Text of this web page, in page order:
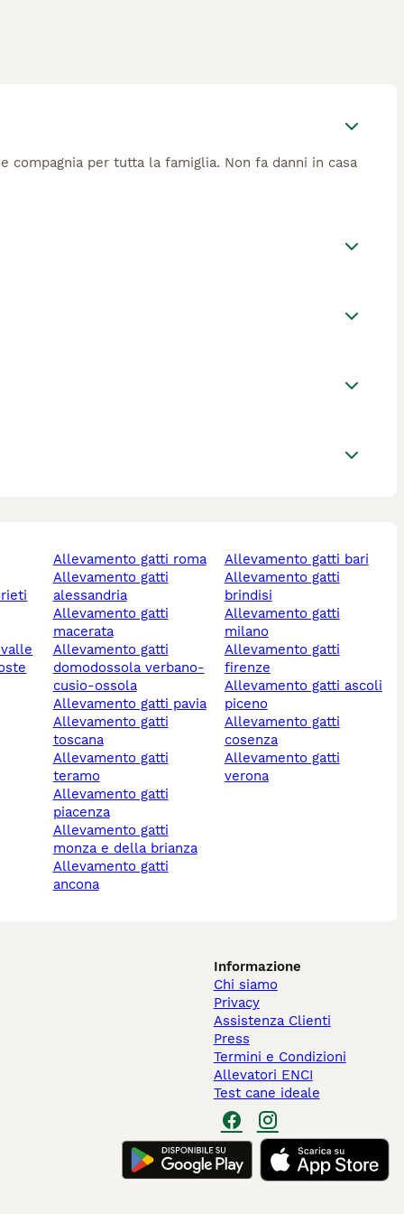
compagnia per tutta la famiglia. Non fa danni in casa
rieti
allevamento gatti roma
allevamento gatti
alessandria
allevamento gatti
macerata
allevamento gatti
domodossola verbano-
cusio-ossola
allevamento gatti pavia
allevamento gatti
toscana
allevamento gatti
teramo
allevamento gatti
piacenza
allevamento gatti
monza e della brianza
allevamento gatti
ancona
allevamento gatti bari
allevamento gatti
brindisi
allevamento gatti
milano
allevamento gatti
firenze
allevamento gatti ascoli
piceno
allevamento gatti
cosenza
allevamento gatti
verona
Informazione
Chi siamo
Privacy
Assistenza Clienti
Press
Termini e Condizioni
Allevatori ENCI
Test cane ideale